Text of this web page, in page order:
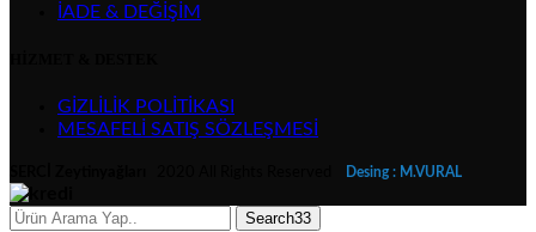
İADE & DEĞİŞİM
GİZLİLİK POLİTİKASI
MESAFELİ SATIŞ SÖZLEŞMESİ
Desing : M.VURAL
Search33